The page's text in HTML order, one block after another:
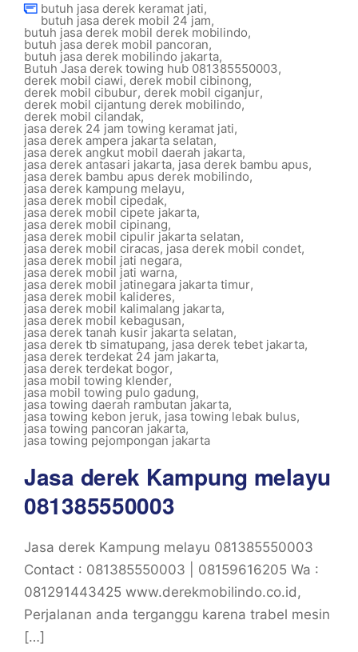
butuh jasa derek keramat jati,
butuh jasa derek mobil 24 jam,
butuh jasa derek mobil derek mobilindo,
butuh jasa derek mobil pancoran,
butuh jasa derek mobilindo jakarta,
Butuh Jasa derek towing hub 081385550003,
derek mobil ciawi, derek mobil cibinong,
derek mobil cibubur, derek mobil ciganjur,
derek mobil cijantung derek mobilindo,
derek mobil cilandak,
jasa derek 24 jam towing keramat jati,
jasa derek ampera jakarta selatan,
jasa derek angkut mobil daerah jakarta,
jasa derek antasari jakarta, jasa derek bambu apus,
jasa derek bambu apus derek mobilindo,
jasa derek kampung melayu,
jasa derek mobil cipedak,
jasa derek mobil cipete jakarta,
jasa derek mobil cipinang,
jasa derek mobil cipulir jakarta selatan,
jasa derek mobil ciracas, jasa derek mobil condet,
jasa derek mobil jati negara,
jasa derek mobil jati warna,
jasa derek mobil jatinegara jakarta timur,
jasa derek mobil kalideres,
jasa derek mobil kalimalang jakarta,
jasa derek mobil kebagusan,
jasa derek tanah kusir jakarta selatan,
jasa derek tb simatupang, jasa derek tebet jakarta,
jasa derek terdekat 24 jam jakarta,
jasa derek terdekat bogor,
jasa mobil towing klender,
jasa mobil towing pulo gadung,
jasa towing daerah rambutan jakarta,
jasa towing kebon jeruk, jasa towing lebak bulus,
jasa towing pancoran jakarta,
jasa towing pejompongan jakarta
Jasa derek Kampung melayu
081385550003
Jasa derek Kampung melayu 081385550003
Contact : 081385550003 | 08159616205 Wa :
081291443425 www.derekmobilindo.co.id,
Perjalanan anda terganggu karena trabel mesin
[…]